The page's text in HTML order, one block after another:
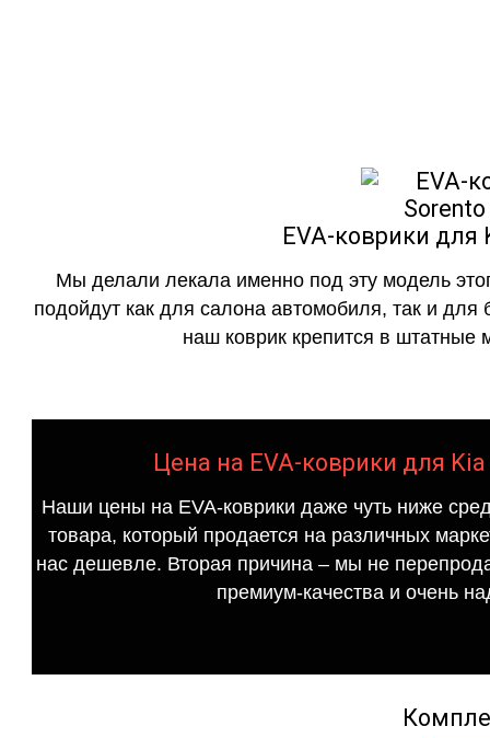
EVA-коврики для
Мы делали лекала именно под эту модель
подойдут как для салона автомобиля, так и для
наш коврик крепится в штатные
Цена на EVA-коврики для
Наши цены на EVA-коврики даже чуть ниже
товара, который продается на различных
нас дешевле. Вторая причина – мы не
премиум-качества и очень